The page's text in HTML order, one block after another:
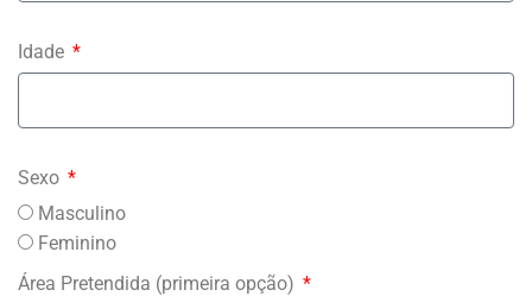
Idade
Sexo
Masculino
Feminino
Área Pretendida (primeira opção)